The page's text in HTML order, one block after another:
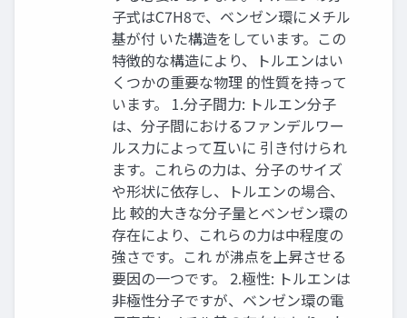
子式はC7H8で、ベンゼン環にメチル
基が付 いた構造をしています。この
特徴的な構造により、トルエンはい
くつかの重要な物理 的性質を持って
います。 1.分子間力: トルエン分子
は、分子間におけるファンデルワー
ルス力によって互いに 引き付けられ
ます。これらの力は、分子のサイズ
や形状に依存し、トルエンの場合、
比 較的大きな分子量とベンゼン環の
存在により、これらの力は中程度の
強さです。これ が沸点を上昇させる
要因の一つです。 2.極性: トルエンは
非極性分子ですが、ベンゼン環の電